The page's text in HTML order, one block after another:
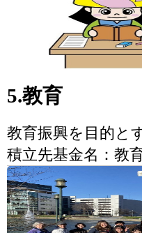
5.教育
教育振興を目的と
積立先基金名：教